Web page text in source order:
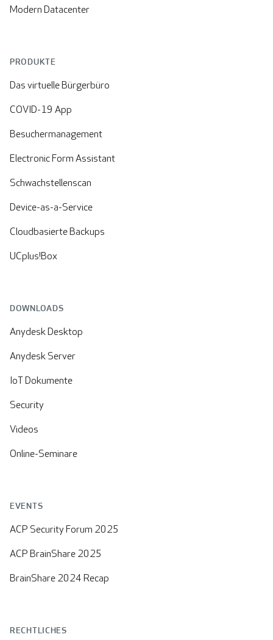
Modern Datacenter
PRODUKTE
Das virtuelle Bürgerbüro
COVID-19 App
Besuchermanagement
Electronic Form Assistant
Schwachstellenscan
Device-as-a-Service
Cloudbasierte Backups
UCplus!Box
DOWNLOADS
Anydesk Desktop
Anydesk Server
IoT Dokumente
Security
Videos
Online-Seminare
EVENTS
ACP Security Forum 2025
ACP BrainShare 2025
BrainShare 2024 Recap
RECHTLICHES